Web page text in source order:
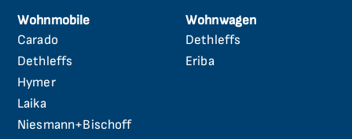
Wohnmobile
Navigation
überspringen
Carado
Dethleffs
Hymer
Laika
Niesmann+Bischoff
Wohnwagen
Navigation
überspringen
Dethleffs
Eriba